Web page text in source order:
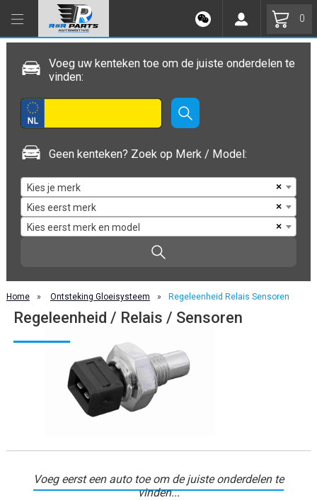
0
Voeg uw kenteken toe om de juiste onderdelen te
vinden:
Geen kenteken? Zoek op Merk / Model:
×
Kies je merk
×
Kies eerst merk
×
Kies eerst merk en model
Home » Ontsteking Gloeisysteem » Regeleenheid Relais Sensoren
Regeleenheid / Relais / Sensoren
Voeg eerst een auto toe om de juiste onderdelen te
vinden...